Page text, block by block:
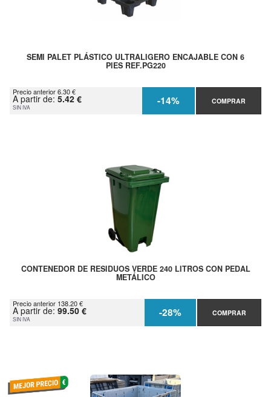
SEMI PALET PLÁSTICO ULTRALIGERO ENCAJABLE CON 6
PIES REF.PG220
Precio anterior 6.30 €
A partir de: 5.42 €
SIN IVA -14% COMPRAR
CONTENEDOR DE RESIDUOS VERDE 240 LITROS CON PEDAL
METÁLICO
Precio anterior 138.20 €
A partir de: 99.50 €
SIN IVA -28% COMPRAR